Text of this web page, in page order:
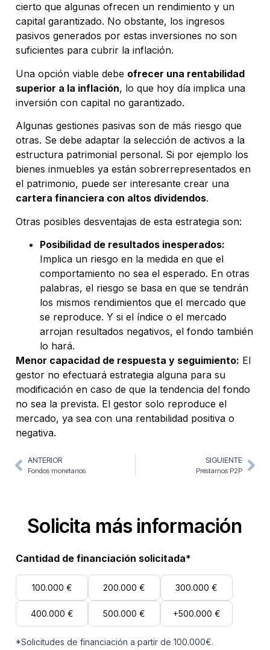
cierto que algunas ofrecen un rendimiento y un
capital garantizado. No obstante, los ingresos
pasivos generados por estas inversiones no son
suficientes para cubrir la inflación.
Una opción viable debe ofrecer una rentabilidad
superior a la inflación, lo que hoy día implica una
inversión con capital no garantizado.
Algunas gestiones pasivas son de más riesgo que
otras. Se debe adaptar la selección de activos a la
estructura patrimonial personal. Si por ejemplo los
bienes inmuebles ya están sobrerrepresentados en
el patrimonio, puede ser interesante crear una
cartera financiera con altos dividendos.
Otras posibles desventajas de esta estrategia son:
Posibilidad de resultados inesperados:
Implica un riesgo en la medida en que el
comportamiento no sea el esperado. En otras
palabras, el riesgo se basa en que se tendrán
los mismos rendimientos que el mercado que
se reproduce. Y si el índice o el mercado
arrojan resultados negativos, el fondo también
lo hará.
Menor capacidad de respuesta y seguimiento: El
gestor no efectuará estrategia alguna para su
modificación en caso de que la tendencia del fondo
no sea la prevista. El gestor solo reproduce el
mercado, ya sea con una rentabilidad positiva o
negativa.
ANTERIOR
Fondos monetarios
SIGUIENTE
Préstamos P2P
Solicita más información
Cantidad de financiación solicitada*
100.000 € 200.000 € 300.000 €
400.000 € 500.000 € +500.000 €
*Solicitudes de financiación a partir de 100.000€.